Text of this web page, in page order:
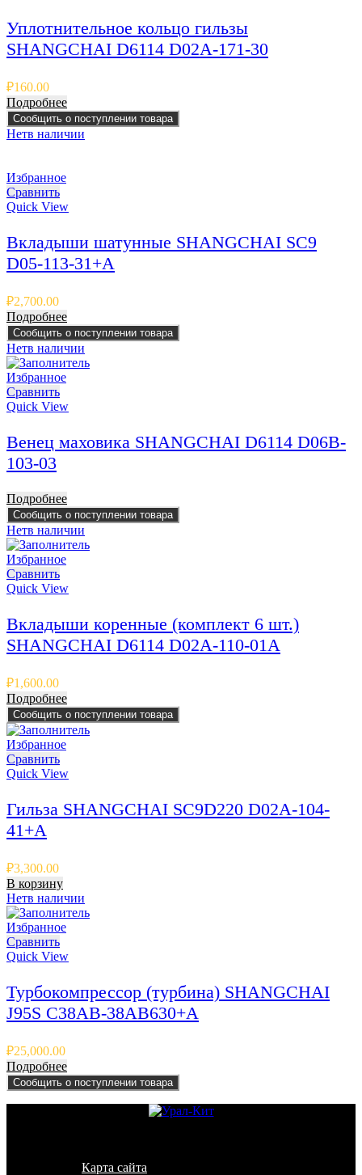
Уплотнительное кольцо гильзы
SHANGCHAI D6114 D02A-171-30
₽160.00
Подробнее
Сообщить о поступлении товара
Нетв наличии
Избранное
Сравнить
Quick View
Вкладыши шатунные SHANGCHAI SC9
D05-113-31+A
₽2,700.00
Подробнее
Сообщить о поступлении товара
Нетв наличии
Избранное
Сравнить
Quick View
Венец маховика SHANGCHAI D6114 D06B-
103-03
Подробнее
Сообщить о поступлении товара
Нетв наличии
Избранное
Сравнить
Quick View
Вкладыши коренные (комплект 6 шт.)
SHANGCHAI D6114 D02A-110-01A
₽1,600.00
Подробнее
Сообщить о поступлении товара
Избранное
Сравнить
Quick View
Гильза SHANGCHAI SC9D220 D02A-104-
41+A
₽3,300.00
В корзину
Нетв наличии
Избранное
Сравнить
Quick View
Турбокомпрессор (турбина) SHANGCHAI
J95S C38AB-38AB630+A
₽25,000.00
Подробнее
Сообщить о поступлении товара
Карта сайта